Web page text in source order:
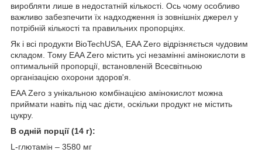
виробляти лише в недостатній кількості. Ось чому особливо
важливо забезпечити їх надходження із зовнішніх джерел у
потрібній кількості та правильних пропорціях.
Як і всі продукти BioTechUSA, EAA Zero відрізняється чудовим
складом. Тому EAA Zero містить усі незамінні амінокислоти в
оптимальній пропорції, встановленій Всесвітньою
організацією охорони здоров'я.
EAA Zero з унікальною комбінацією амінокислот можна
приймати навіть під час дієти, оскільки продукт не містить
цукру.
В одній порції (14 г):
L-глютамін – 3580 мг